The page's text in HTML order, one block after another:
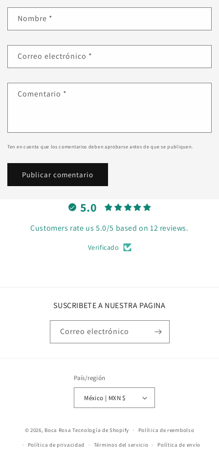
Nombre *
Correo electrónico *
Comentario *
Ten en cuenta que los comentarios deben aprobarse antes de que se publiquen.
5.0
Customers rate us 5.0/5 based on 12 reviews.
Verificado
SUSCRIBETE A NUESTRA PAGINA
Correo electrónico
País/región
México | MXN $
de
pago
© 2026, Boca Rosa Tecnología de Shopify Política de reembolso
Política de privacidad Términos del servicio Política de envío